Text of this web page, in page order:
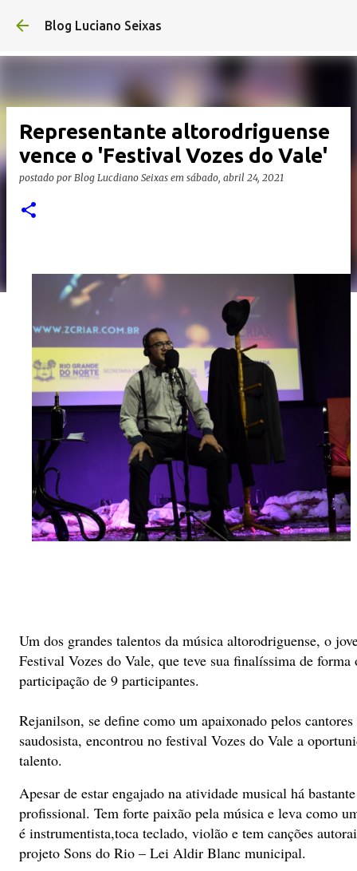
Blog Luciano Seixas
Representante altorodriguense
vence o 'Festival Vozes do Vale'
postado por Blog Lucdiano Seixas em sábado, abril 24, 2021
Um dos grandes talentos da música altorodriguense, o
Festival Vozes do Vale, que teve sua finalíssima de
participação de 9 participantes.
Rejanilson, se define como um apaixonado pelos
saudosista, encontrou no festival Vozes do Vale a
talento.
Apesar de estar engajado na atividade musical há
profissional. Tem forte paixão pela música e leva como
é instrumentista,toca teclado, violão e tem canções
projeto Sons do Rio – Lei Aldir Blanc municipal.